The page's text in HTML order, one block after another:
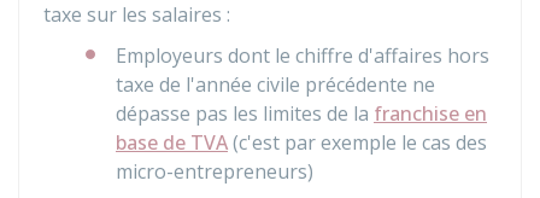
taxe sur les salaires :
Employeurs dont le chiffre d'affaires hors
taxe de l'année civile précédente ne
dépasse pas les limites de la franchise en
base de TVA(c'est par exemple le cas des
micro-entrepreneurs)